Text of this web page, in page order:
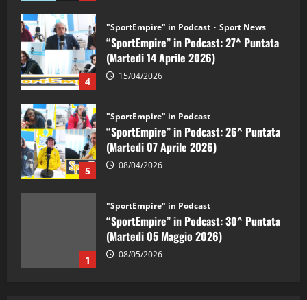
4
"SportEmpire" in Podcast Sport News
“SportEmpire” in Podcast: 27^ Puntata
(Martedi 14 Aprile 2026)
15/04/2026
5
"SportEmpire" in Podcast
“SportEmpire” in Podcast: 26^ Puntata
(Martedi 07 Aprile 2026)
08/04/2026
1
"SportEmpire" in Podcast
“SportEmpire” in Podcast: 30^ Puntata
(Martedi 05 Maggio 2026)
08/05/2026